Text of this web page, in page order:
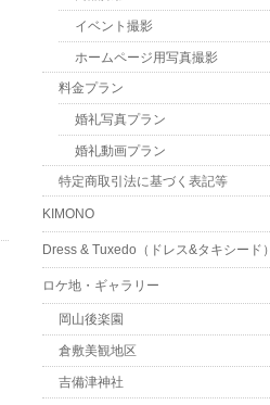
イベント撮影
ホームページ用写真撮影
料金プラン
婚礼写真プラン
婚礼動画プラン
特定商取引法に基づく表記等
KIMONO
Dress & Tuxedo（ドレス&タキシード）
ロケ地・ギャラリー
岡山後楽園
倉敷美観地区
吉備津神社